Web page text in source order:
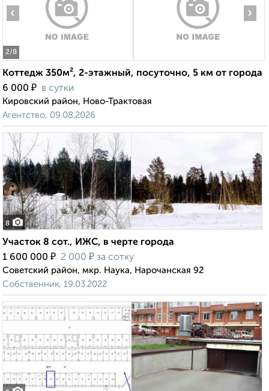
2/8
‹ ›
Коттедж 350м², 2-этажный, посуточно, 5 км от города
6 000 ₽ в сутки
Кировский район, Ново-Трактовая
Агентство, 09.08.2026
8
Участок 8 сот., ИЖС, в черте города
1 600 000 ₽ 2 000 ₽ за сотку
Советский район, мкр. Наука, Нарочанская 92
Собственник, 19.03.2022